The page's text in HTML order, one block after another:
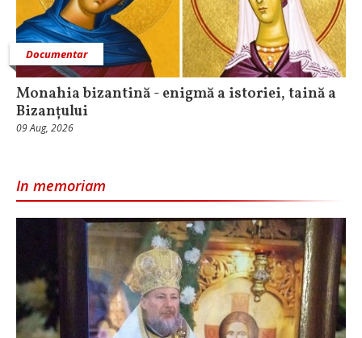
Documentar
Monahia bizantină - enigmă a istoriei, taină a
Bizanțului
09 Aug, 2026
In memoriam